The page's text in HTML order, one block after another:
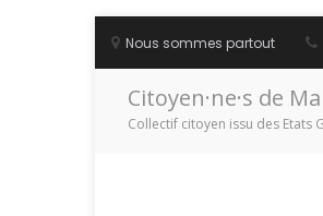
contenu
Nous sommes partout
Citoyen·ne·s de
Collectif citoyen issu des Etats